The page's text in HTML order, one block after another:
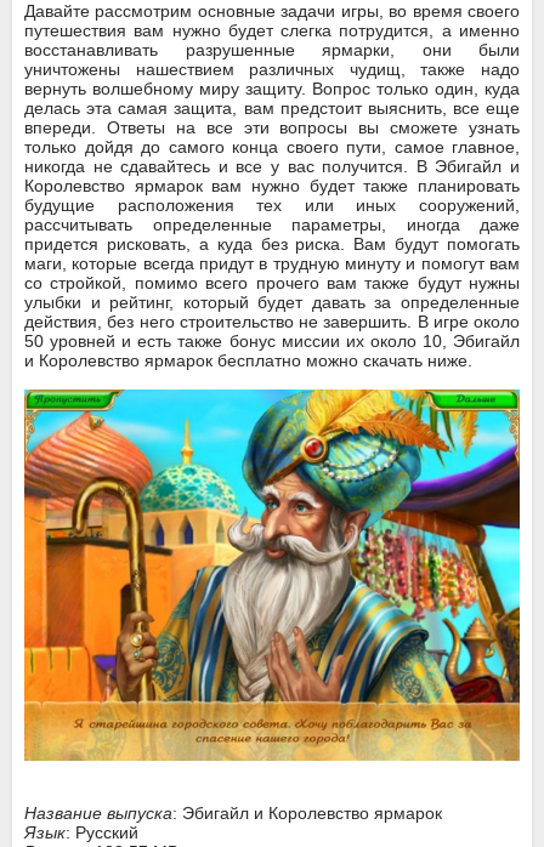
Давайте рассмотрим основные задачи игры, во время своего
путешествия вам нужно будет слегка потрудится, а именно
восстанавливать разрушенные ярмарки, они были
уничтожены нашествием различных чудищ, также надо
вернуть волшебному миру защиту. Вопрос только один, куда
делась эта самая защита, вам предстоит выяснить, все еще
впереди. Ответы на все эти вопросы вы сможете узнать
только дойдя до самого конца своего пути, самое главное,
никогда не сдавайтесь и все у вас получится. В Эбигайл и
Королевство ярмарок вам нужно будет также планировать
будущие расположения тех или иных сооружений,
рассчитывать определенные параметры, иногда даже
придется рисковать, а куда без риска. Вам будут помогать
маги, которые всегда придут в трудную минуту и помогут вам
со стройкой, помимо всего прочего вам также будут нужны
улыбки и рейтинг, который будет давать за определенные
действия, без него строительство не завершить. В игре около
50 уровней и есть также бонус миссии их около 10, Эбигайл
и Королевство ярмарок бесплатно можно скачать ниже.
Название выпуска: Эбигайл и Королевство ярмарок
Язык: Русский